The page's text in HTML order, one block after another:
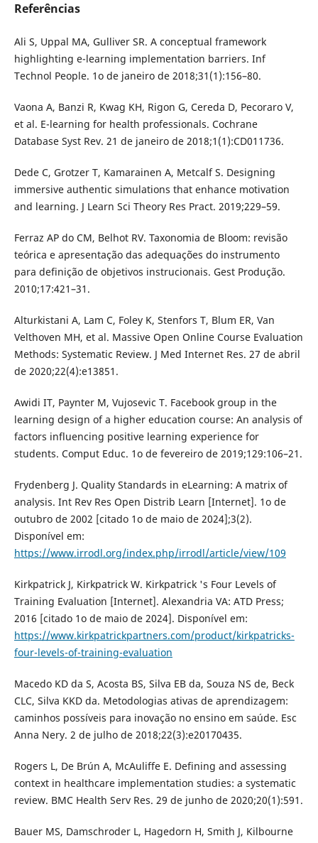
Referências
Ali S, Uppal MA, Gulliver SR. A conceptual framework
highlighting e-learning implementation barriers. Inf
Technol People. 1o de janeiro de 2018;31(1):156–80.
Vaona A, Banzi R, Kwag KH, Rigon G, Cereda D, Pecoraro V,
et al. E-learning for health professionals. Cochrane
Database Syst Rev. 21 de janeiro de 2018;1(1):CD011736.
Dede C, Grotzer T, Kamarainen A, Metcalf S. Designing
immersive authentic simulations that enhance motivation
and learning. J Learn Sci Theory Res Pract. 2019;229–59.
Ferraz AP do CM, Belhot RV. Taxonomia de Bloom: revisão
teórica e apresentação das adequações do instrumento
para definição de objetivos instrucionais. Gest Produção.
2010;17:421–31.
Alturkistani A, Lam C, Foley K, Stenfors T, Blum ER, Van
Velthoven MH, et al. Massive Open Online Course Evaluation
Methods: Systematic Review. J Med Internet Res. 27 de abril
de 2020;22(4):e13851.
Awidi IT, Paynter M, Vujosevic T. Facebook group in the
learning design of a higher education course: An analysis of
factors influencing positive learning experience for
students. Comput Educ. 1o de fevereiro de 2019;129:106–21.
Frydenberg J. Quality Standards in eLearning: A matrix of
analysis. Int Rev Res Open Distrib Learn [Internet]. 1o de
outubro de 2002 [citado 1o de maio de 2024];3(2).
Disponível em:
https://www.irrodl.org/index.php/irrodl/article/view/109
Kirkpatrick J, Kirkpatrick W. Kirkpatrick 's Four Levels of
Training Evaluation [Internet]. Alexandria VA: ATD Press;
2016 [citado 1o de maio de 2024]. Disponível em:
https://www.kirkpatrickpartners.com/product/kirkpatricks-
four-levels-of-training-evaluation
Macedo KD da S, Acosta BS, Silva EB da, Souza NS de, Beck
CLC, Silva KKD da. Metodologias ativas de aprendizagem:
caminhos possíveis para inovação no ensino em saúde. Esc
Anna Nery. 2 de julho de 2018;22(3):e20170435.
Rogers L, De Brún A, McAuliffe E. Defining and assessing
context in healthcare implementation studies: a systematic
review. BMC Health Serv Res. 29 de junho de 2020;20(1):591.
Bauer MS, Damschroder L, Hagedorn H, Smith J, Kilbourne